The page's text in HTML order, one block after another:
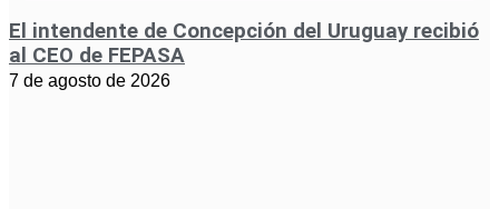
El intendente de Concepción del Uruguay recibió
al CEO de FEPASA
7 de agosto de 2026